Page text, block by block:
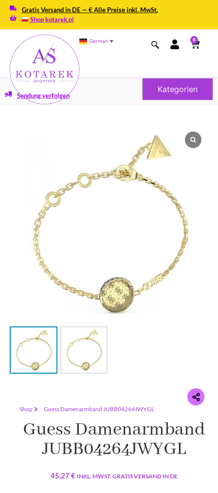
Gratis Versand in DE — € Alle Preise inkl. MwSt.
Shop kotarek.pl
German ▼ 0
Kategorien
Sendung verfolgen
Shop Guess Damenarmband JUBB04264JWYGL
Guess Damenarmband
JUBB04264JWYGL
45,27€ INKL. MWST. GRATIS VERSAND IN DE